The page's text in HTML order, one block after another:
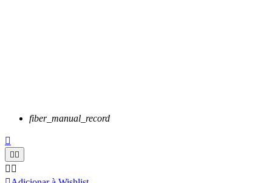
fiber_manual_record

 
 